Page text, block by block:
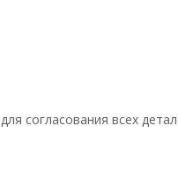
согласования всех